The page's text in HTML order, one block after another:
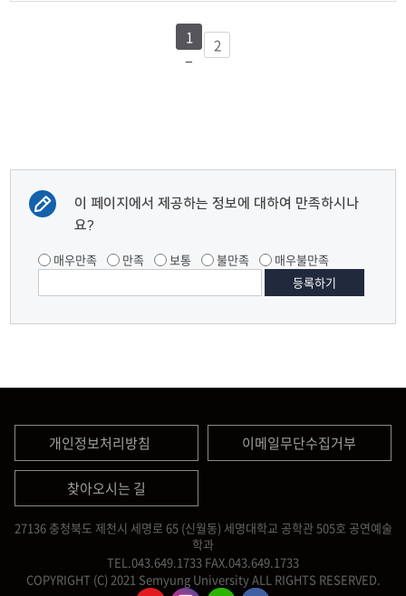
1 2
이 페이지에서 제공하는 정보에 대하여 만족하시나
요?
매우만족 만족 보통 불만족 매우불만족
개인정보처리방침 이메일무단수집거부
찾아오시는 길
27136 충청북도 제천시 세명로 65 (신월동) 세명대학교 공학관 505호 공연예술
학과
TEL.043.649.1733 FAX.043.649.1733
COPYRIGHT (C) 2021 Semyung University ALL RIGHTS RESERVED.